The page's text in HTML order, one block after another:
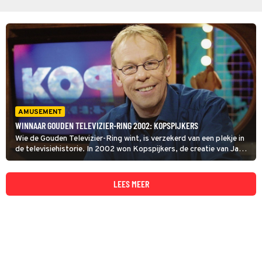
AMUSEMENT
WINNAAR GOUDEN TELEVIZIER-RING 2002: KOPSPIJKERS
Wie de Gouden Televizier-Ring wint, is verzekerd van een plekje in
de televisiehistorie. In 2002 won Kopspijkers, de creatie van Jack
Spijkerman.
LEES MEER